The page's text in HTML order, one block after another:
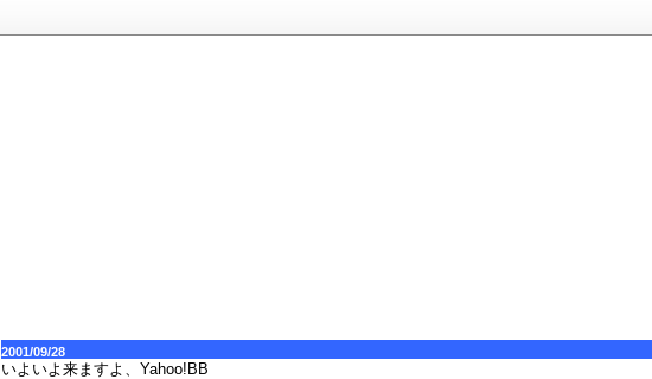
2001/09/28
いよいよ来ますよ、Yahoo!BB